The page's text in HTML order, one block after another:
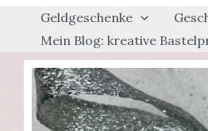
Geldgeschenke
Mein Blog: kreative